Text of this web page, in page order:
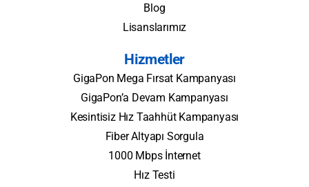
Blog
Lisanslarımız
Hizmetler
GigaPon Mega Fırsat Kampanyası
GigaPon’a Devam Kampanyası
Kesintisiz Hız Taahhüt Kampanyası
Fiber Altyapı Sorgula
1000 Mbps İnternet
Hız Testi